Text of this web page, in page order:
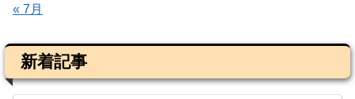
« 7月
新着記事